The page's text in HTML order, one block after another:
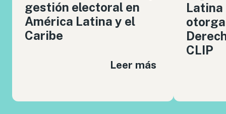
gestión electoral en
América Latina y el
Caribe
Leer más
Latina
CLIP